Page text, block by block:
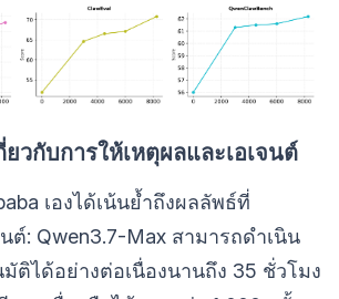
ยวกับการให้เหตุผลและเอเจนต์
เองได้เน้นย้ำถึงผลลัพธ์ที่
นต์: Qwen3.7-Max สามารถดำเนิน
ติได้อย่างต่อเนื่องนานถึง 35 ชั่วโมง